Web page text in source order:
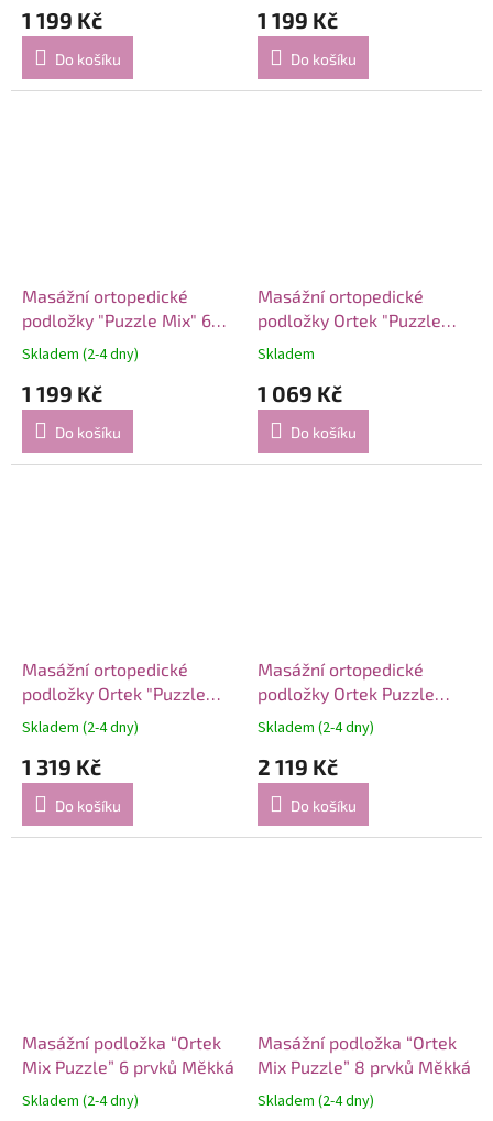
1 199 Kč
Do košíku
1 199 Kč
Do košíku
Masážní ortopedické
podložky "Puzzle Mix" 6
modulů Růžový oblázk
Skladem (2-4 dny)
1 199 Kč
Do košíku
Masážní ortopedické
podložky Ortek "Puzzle
Námořní" 6 modulů
Skladem
1 069 Kč
Do košíku
Masážní ortopedické
podložky Ortek "Puzzle
Námořní" 8 modulů
Skladem (2-4 dny)
1 319 Kč
Do košíku
Masážní ortopedické
podložky Ortek Puzzle
"Mega Mix" 14 modulů
Skladem (2-4 dny)
2 119 Kč
Do košíku
Masážní podložka “Ortek
Mix Puzzle” 6 prvků Měkká
Skladem (2-4 dny)
Masážní podložka “Ortek
Mix Puzzle” 8 prvků Měkká
Skladem (2-4 dny)